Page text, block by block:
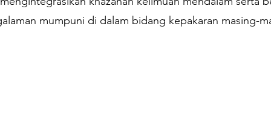
mumpuni di dalam bidang kepakaran masing-